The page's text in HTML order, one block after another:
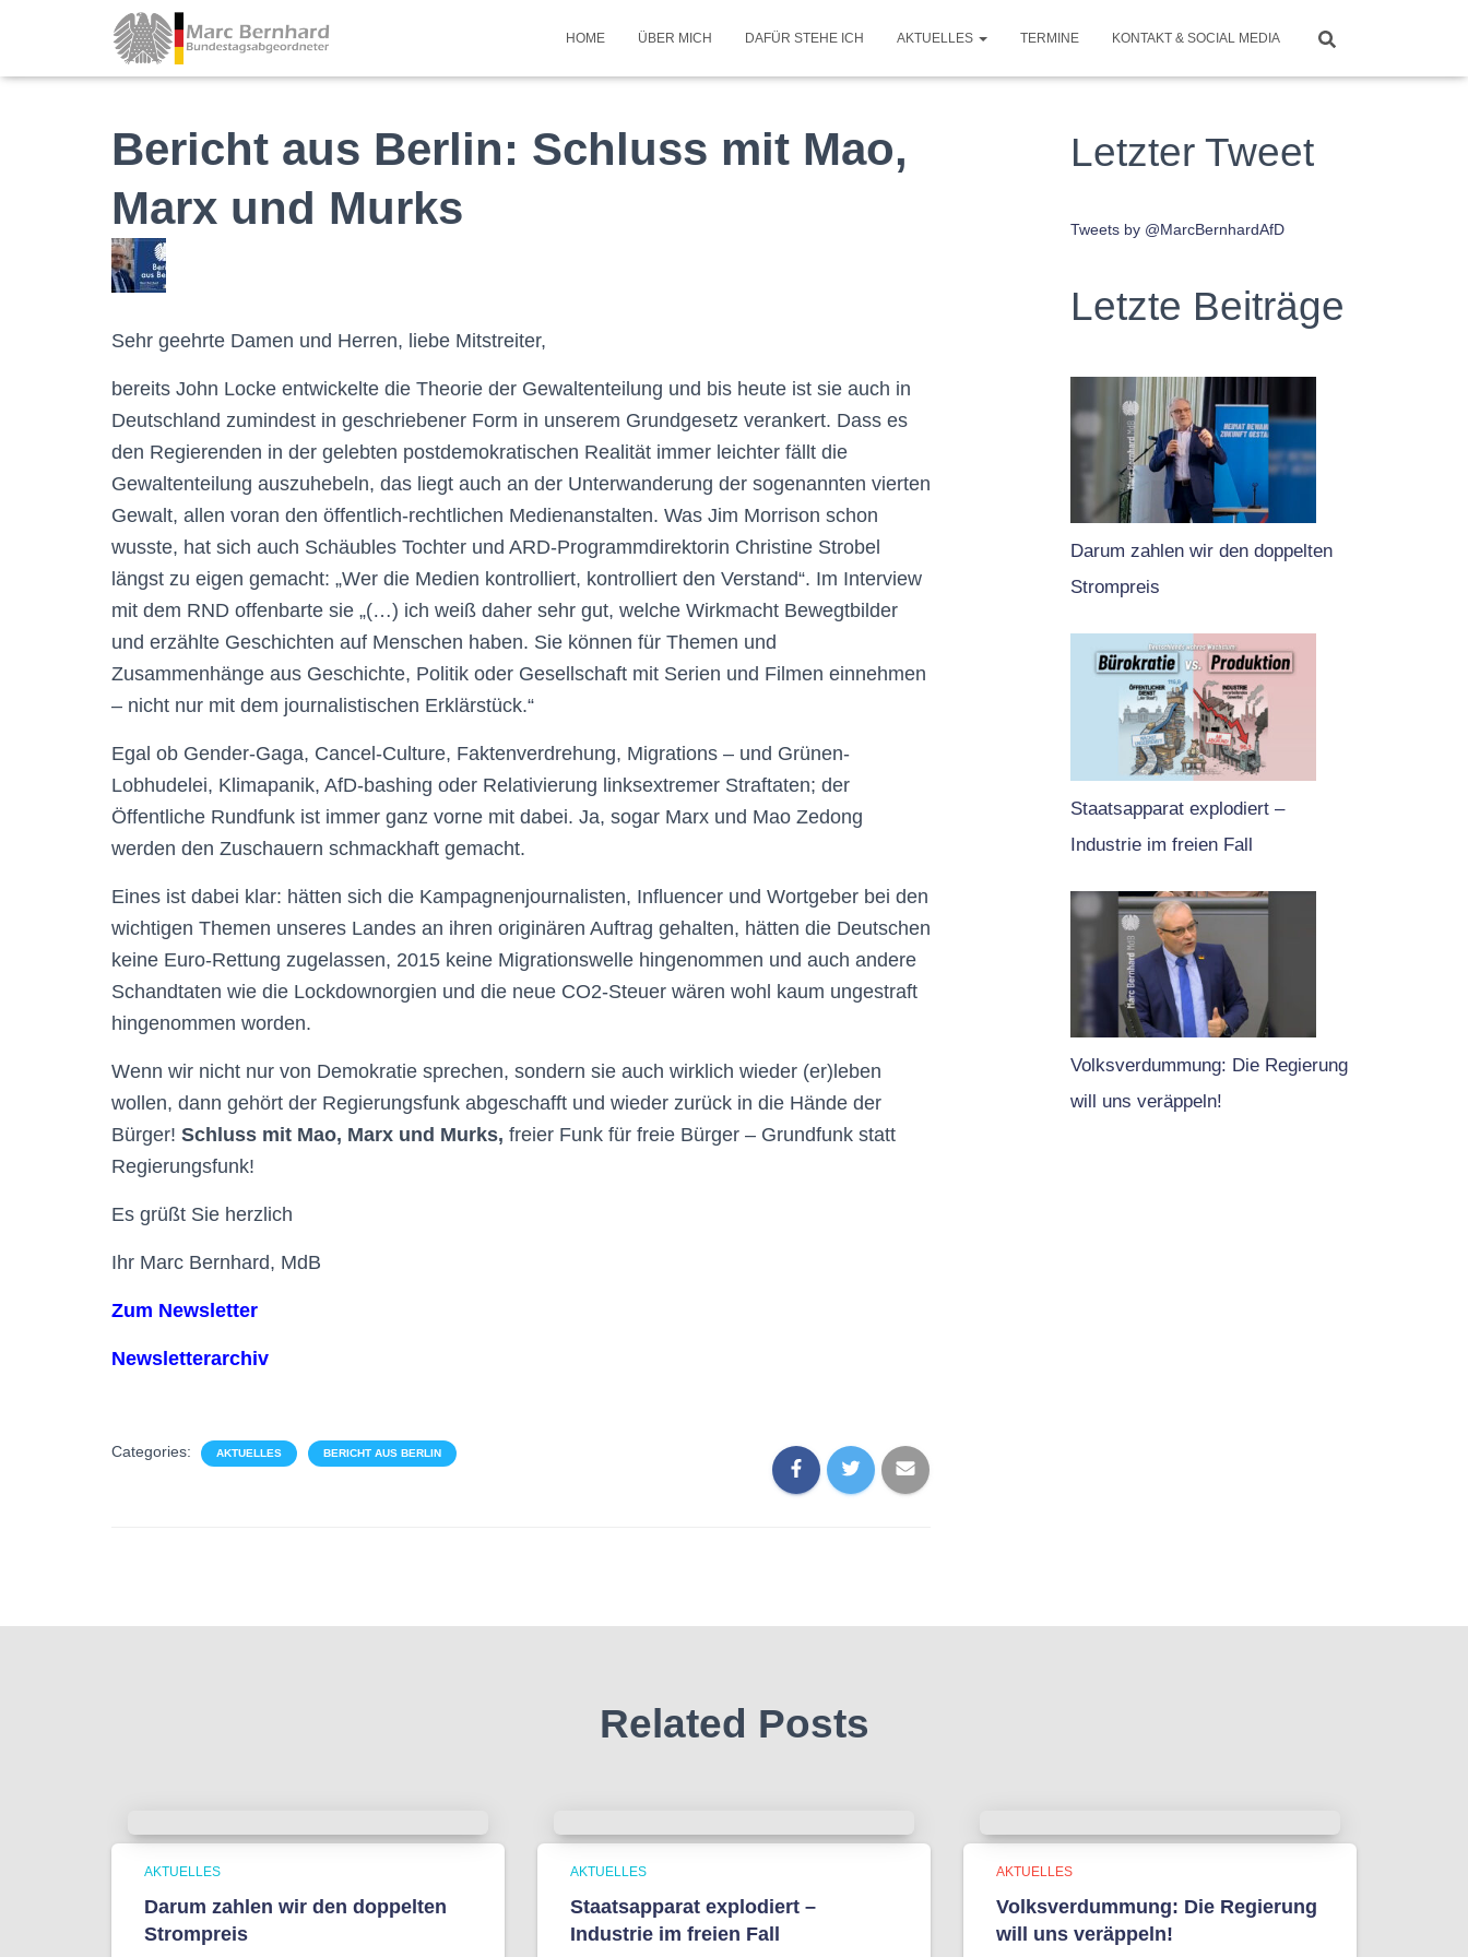
HOME ÜBER MICH DAFÜR STEHE ICH AKTUELLES TERMINE KONTAKT & SOCIAL MEDIA
Bericht aus Berlin: Schluss mit Mao,
Marx und Murks
Sehr geehrte Damen und Herren, liebe Mitstreiter,
bereits John Locke entwickelte die Theorie der Gewaltenteilung und bis heute ist sie auch in
Deutschland zumindest in geschriebener Form in unserem Grundgesetz verankert. Dass es
den Regierenden in der gelebten postdemokratischen Realität immer leichter fällt die
Gewaltenteilung auszuhebeln, das liegt auch an der Unterwanderung der sogenannten vierten
Gewalt, allen voran den öffentlich-rechtlichen Medienanstalten. Was Jim Morrison schon
wusste, hat sich auch Schäubles Tochter und ARD-Programmdirektorin Christine Strobel
längst zu eigen gemacht: „Wer die Medien kontrolliert, kontrolliert den Verstand“. Im Interview
mit dem RND offenbarte sie „(…) ich weiß daher sehr gut, welche Wirkmacht Bewegtbilder
und erzählte Geschichten auf Menschen haben. Sie können für Themen und
Zusammenhänge aus Geschichte, Politik oder Gesellschaft mit Serien und Filmen einnehmen
– nicht nur mit dem journalistischen Erklärstück.“
Egal ob Gender-Gaga, Cancel-Culture, Faktenverdrehung, Migrations – und Grünen-
Lobhudelei, Klimapanik, AfD-bashing oder Relativierung linksextremer Straftaten; der
Öffentliche Rundfunk ist immer ganz vorne mit dabei. Ja, sogar Marx und Mao Zedong
werden den Zuschauern schmackhaft gemacht.
Eines ist dabei klar: hätten sich die Kampagnenjournalisten, Influencer und Wortgeber bei den
wichtigen Themen unseres Landes an ihren originären Auftrag gehalten, hätten die Deutschen
keine Euro-Rettung zugelassen, 2015 keine Migrationswelle hingenommen und auch andere
Schandtaten wie die Lockdownorgien und die neue CO2-Steuer wären wohl kaum ungestraft
hingenommen worden.
Wenn wir nicht nur von Demokratie sprechen, sondern sie auch wirklich wieder (er)leben
wollen, dann gehört der Regierungsfunk abgeschafft und wieder zurück in die Hände der
Bürger! Schluss mit Mao, Marx und Murks, freier Funk für freie Bürger – Grundfunk statt
Regierungsfunk!
Es grüßt Sie herzlich
Ihr Marc Bernhard, MdB
Zum Newsletter
Newsletterarchiv
Categories: AKTUELLES BERICHT AUS BERLIN
Letzter Tweet
Tweets by @MarcBernhardAfD
Letzte Beiträge
Darum zahlen wir den doppelten
Strompreis
Staatsapparat explodiert –
Industrie im freien Fall
Volksverdummung: Die Regierung
will uns veräppeln!
Related Posts
AKTUELLES
Darum zahlen wir den doppelten
Strompreis
AKTUELLES
Staatsapparat explodiert –
Industrie im freien Fall
AKTUELLES
Volksverdummung: Die Regierung
will uns veräppeln!